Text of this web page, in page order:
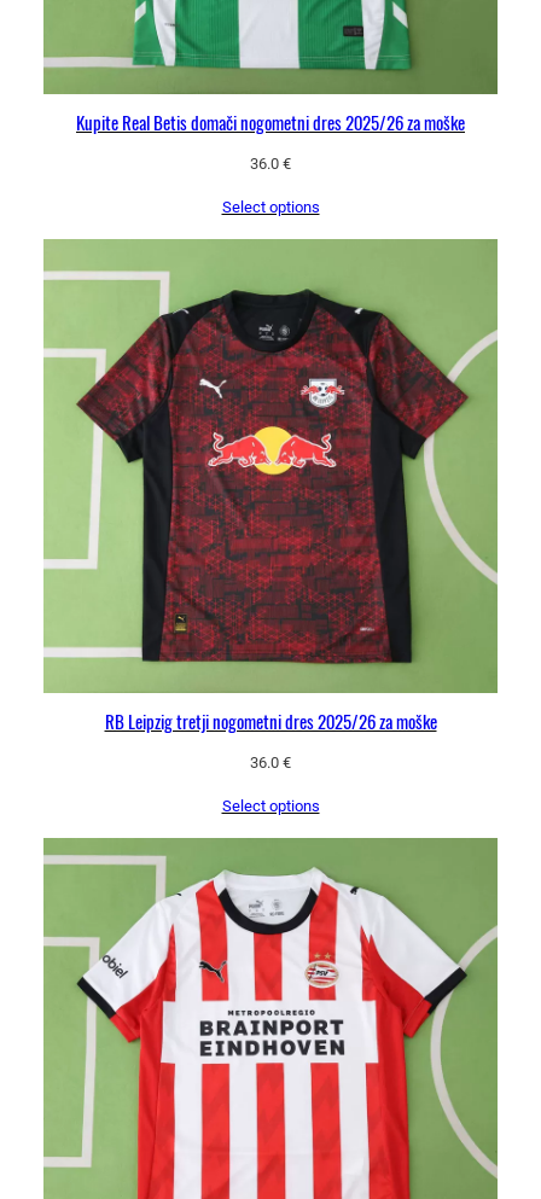
Kupite Real Betis domači nogometni dres 2025/26 za moške
36.0 €
Select options
RB Leipzig tretji nogometni dres 2025/26 za moške
36.0 €
Select options